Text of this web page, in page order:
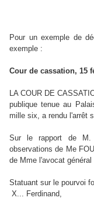
Pour un exemple de
exemple :
Cour de cassation, 15
LA COUR DE
publique tenue au
mille six, a rendu l'arrêt
Sur le rapport de M.
observations de Me
de Mme l'avocat
Statuant sur le pourvoi
X... Ferdinand,